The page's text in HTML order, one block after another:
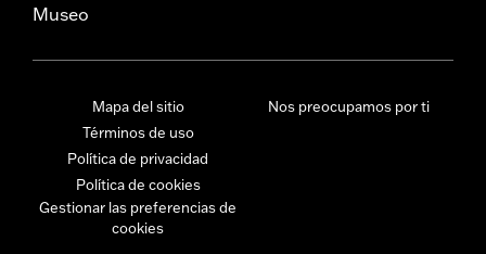
Museo
Mapa del sitio
Términos de uso
Política de privacidad
Política de cookies
Gestionar las preferencias de
cookies
Nos preocupamos por ti